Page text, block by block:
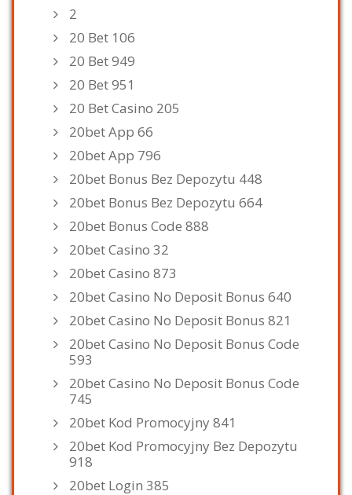
2
20 Bet 106
20 Bet 949
20 Bet 951
20 Bet Casino 205
20bet App 66
20bet App 796
20bet Bonus Bez Depozytu 448
20bet Bonus Bez Depozytu 664
20bet Bonus Code 888
20bet Casino 32
20bet Casino 873
20bet Casino No Deposit Bonus 640
20bet Casino No Deposit Bonus 821
20bet Casino No Deposit Bonus Code
593
20bet Casino No Deposit Bonus Code
745
20bet Kod Promocyjny 841
20bet Kod Promocyjny Bez Depozytu
918
20bet Login 385